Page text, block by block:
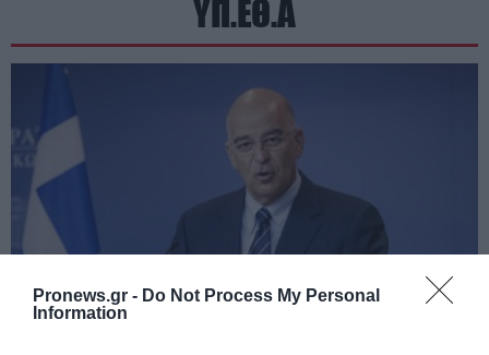
Pronews.gr - Do Not Process My Personal
Information
ΥΠ.ΕΘ.Α